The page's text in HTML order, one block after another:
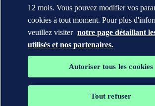
12 mois. Vous pouvez modifier vos
cookies à tout moment. Pour plus
veuillez visiter notre page détaillant
utilisés et nos partenaires.
Autoriser tous les cookies
Tout refuser